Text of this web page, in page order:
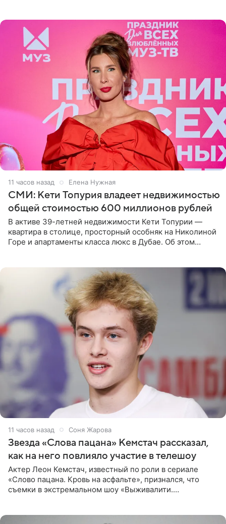
11 часов назад Елена Нужная
СМИ: Кети Топурия владеет недвижимостью
общей стоимостью 600 миллионов рублей
В активе 39-летней недвижимости Кети Топурии —
квартира в столице, просторный особняк на Николиной
Горе и апартаменты класса люкс в Дубае. Об этом
11 часов назад Соня Жарова
Звезда «Слова пацана» Кемстач рассказал,
как на него повлияло участие в телешоу
Актер Леон Кемстач, известный по роли в сериале
«Слово пацана. Кровь на асфальте», признался, что
съемки в экстремальном шоу «Выживалити.